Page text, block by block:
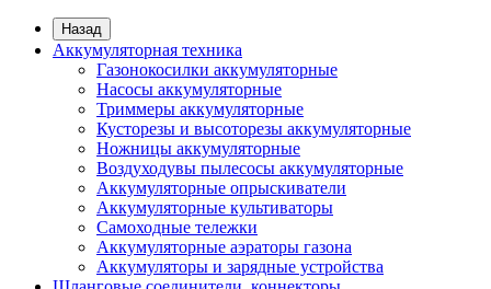
Назад
Аккумуляторная техника
Газонокосилки аккумуляторные
Насосы аккумуляторные
Триммеры аккумуляторные
Кусторезы и высоторезы аккумуляторные
Ножницы аккумуляторные
Воздуходувы пылесосы аккумуляторные
Аккумуляторные опрыскиватели
Аккумуляторные культиваторы
Самоходные тележки
Аккумуляторные аэраторы газона
Аккумуляторы и зарядные устройства